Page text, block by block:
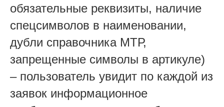
обязательные реквизиты, наличие
спецсимволов в наименовании,
дубли справочника МТР,
запрещенные символы в артикуле)
– пользователь увидит по каждой из
заявок информационное